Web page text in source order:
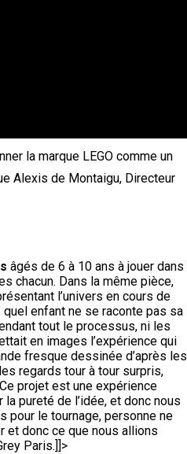
la marque LEGO comme un
Alexis de Montaigu, Directeur
âgés de 6 à 10 ans à jouer dans
chacun. Dans la même pièce,
l’univers en cours de
enfant ne se raconte pas sa
tout le processus, ni les
en images l’expérience qui
fresque dessinée d’après les
regards tour à tour surpris,
projet est une expérience
pureté de l’idée, et donc nous
pour le tournage, personne ne
et donc ce que nous allions
Paris.]]>